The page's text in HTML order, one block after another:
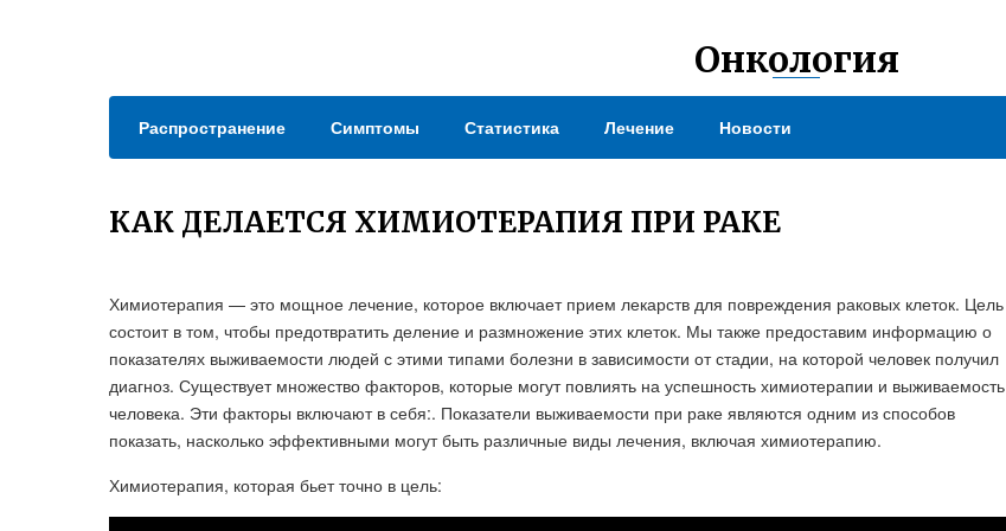
Онкология
Распространение Симптомы Статистика Лечение Новости
КАК ДЕЛАЕТСЯ ХИМИОТЕРАПИЯ ПРИ РАКЕ
Химиотерапия — это мощное лечение, которое включает прием лекарств для повреждения раковых клеток. Цель
состоит в том, чтобы предотвратить деление и размножение этих клеток. Мы также предоставим информацию о
показателях выживаемости людей с этими типами болезни в зависимости от стадии, на которой человек получил
диагноз. Существует множество факторов, которые могут повлиять на успешность химиотерапии и выживаемость
человека. Эти факторы включают в себя:. Показатели выживаемости при раке являются одним из способов
показать, насколько эффективными могут быть различные виды лечения, включая химиотерапию.
Химиотерапия, которая бьет точно в цель: